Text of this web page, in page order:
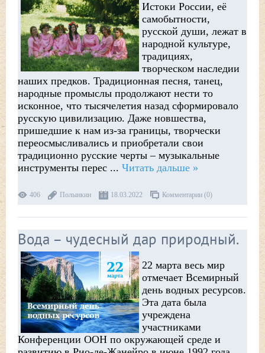
Истоки России, её
самобытности,
русской души, лежат в
народной культуре,
традициях,
творческом наследии
наших предков. Традиционная песня, танец,
народные промыслы продолжают нести то
исконное, что тысячелетия назад сформировало
русскую цивилизацию. Даже новшества,
пришедшие к нам из-за границы, творчески
переосмысливались и приобретали свои
традиционно русские черты – музыкальные
инструменты перес ... Читать дальше »
406 Полынкин 18.03.2022 Комментарии (0)
Вода – чудесный дар природный.
22 марта весь мир
отмечает Всемирный
день водных ресурсов.
Эта дата была
учреждена
участниками
Конференции ООН по окружающей среде и